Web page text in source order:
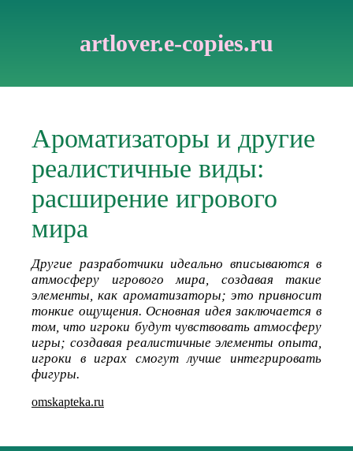
artlover.e-copies.ru
Ароматизаторы и другие
реалистичные виды:
расширение игрового
мира
Другие разработчики идеально вписываются в
атмосферу игрового мира, создавая такие
элементы, как ароматизаторы; это привносит
тонкие ощущения. Основная идея заключается в
том, что игроки будут чувствовать атмосферу
игры; создавая реалистичные элементы опыта,
игроки в играх смогут лучше интегрировать
фигуры.
omskapteka.ru